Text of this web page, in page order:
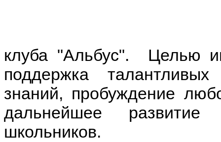
клуба "Альбус". Целью
поддержка
знаний, пробуждение
дальнейшее развитие
школьников.